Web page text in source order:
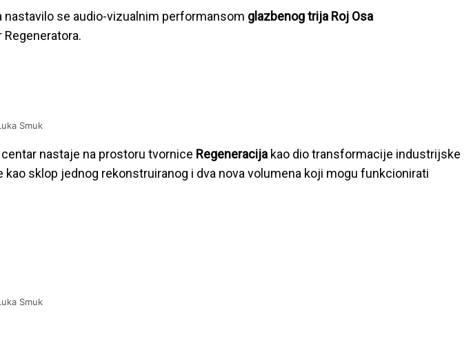
nastavilo se audio-vizualnim performansom glazbenog trija Roj Osa
Smuk
nastaje na prostoru tvornice Regeneracija kao dio transformacije industrijske
sklop jednog rekonstruiranog i dva nova volumena koji mogu funkcionirati
Smuk